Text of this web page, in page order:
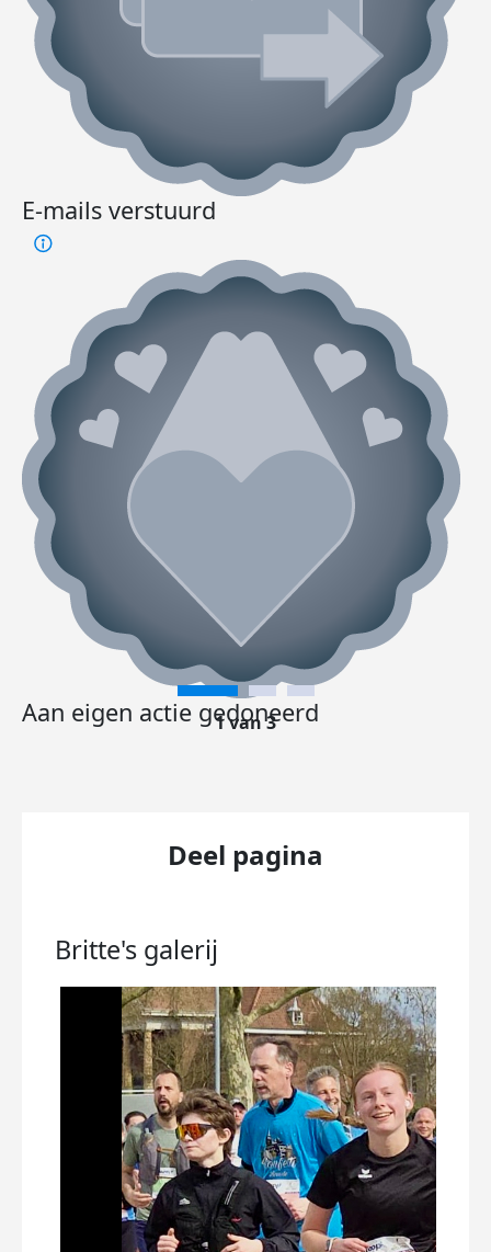
E-mails verstuurd
Aan eigen actie gedoneerd
1 van 3
Deel pagina
Britte's galerij